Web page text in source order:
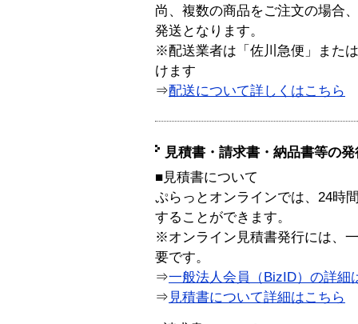
尚、複数の商品をご注文の場合
発送となります。
※配送業者は「佐川急便」また
けます
⇒配送について詳しくはこちら
見積書・請求書・納品書等の
■見積書について
ぷらっとオンラインでは、24時
することができます。
※オンライン見積書発行には、
要です。
⇒一般法人会員（BizID）の詳細
⇒ 見積書について詳細はこちら